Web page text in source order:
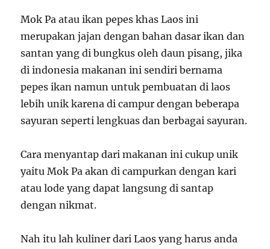
Mok Pa atau ikan pepes khas Laos ini
merupakan jajan dengan bahan dasar ikan dan
santan yang di bungkus oleh daun pisang, jika
di indonesia makanan ini sendiri bernama
pepes ikan namun untuk pembuatan di laos
lebih unik karena di campur dengan beberapa
sayuran seperti lengkuas dan berbagai sayuran.
Cara menyantap dari makanan ini cukup unik
yaitu Mok Pa akan di campurkan dengan kari
atau lode yang dapat langsung di santap
dengan nikmat.
Nah itu lah kuliner dari Laos yang harus anda